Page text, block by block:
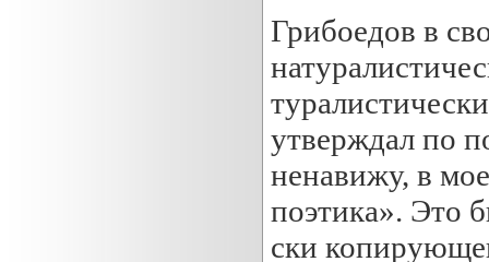
Грибоедов в
утверждал по
ненавижу, в
поэтика». Это
ски